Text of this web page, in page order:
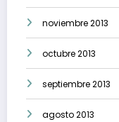
noviembre 2013
octubre 2013
septiembre 2013
agosto 2013